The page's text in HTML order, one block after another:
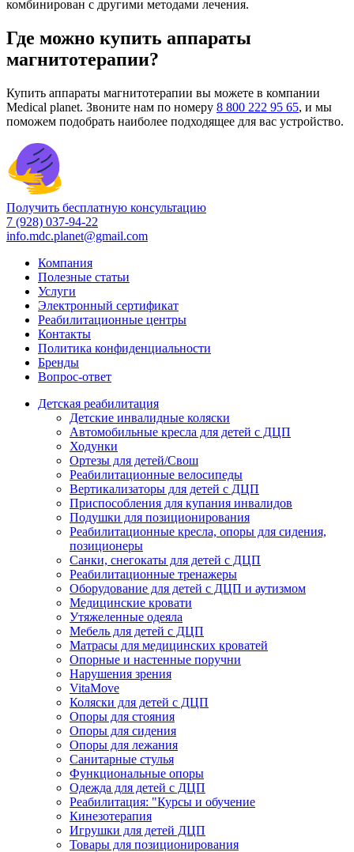
комбинирован с другими методами лечения.
Где можно купить аппараты
магнитотерапии?
Купить аппараты магнитотерапии вы можете в компании
Medical planet. Звоните нам по номеру 8 800 222 95 65, и мы
поможем подобрать наиболее подходящее для вас устройство.
Получить бесплатную консультацию
7 (928) 037-94-22
info.mdc.planet@gmail.com
Компания
Полезные статьи
Услуги
Электронный сертификат
Реабилитационные центры
Контакты
Политика конфиденциальности
Бренды
Вопрос-ответ
Детская реабилитация
Детские инвалидные коляски
Автомобильные кресла для детей с ДЦП
Ходунки
Ортезы для детей/Свош
Реабилитационные велосипеды
Вертикализаторы для детей с ДЦП
Приспособления для купания инвалидов
Подушки для позиционирования
Реабилитационные кресла, опоры для сидения,
позиционеры
Санки, снегокаты для детей с ДЦП
Реабилитационные тренажеры
Оборудование для детей с ДЦП и аутизмом
Медицинские кровати
Утяжеленные одеяла
Мебель для детей с ДЦП
Матрасы для медицинских кроватей
Опорные и настенные поручни
Нарушения зрения
VitaMove
Коляски для детей с ДЦП
Опоры для стояния
Опоры для сидения
Опоры для лежания
Санитарные стулья
Функциональные опоры
Одежда для детей с ДЦП
Реабилитация: "Курсы и обучение
Кинезотерапия
Игрушки для детей ДЦП
Товары для позиционирования